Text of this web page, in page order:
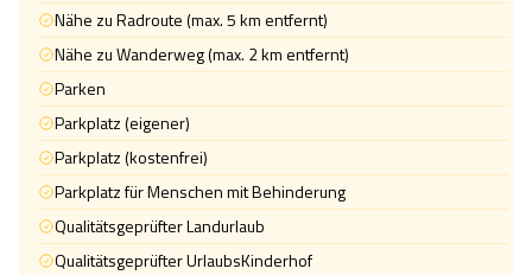
Nähe zu Radroute (max. 5 km entfernt)
Nähe zu Wanderweg (max. 2 km entfernt)
Parken
Parkplatz (eigener)
Parkplatz (kostenfrei)
Parkplatz für Menschen mit Behinderung
Qualitätsgeprüfter Landurlaub
Qualitätsgeprüfter UrlaubsKinderhof